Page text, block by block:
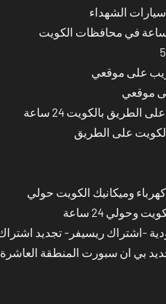
الشهداء
على موقعي
موقعي
بالكويت 24 ساعة
على الطريق
وميكانيك الكويت حولي
وحولي 24 ساعة
بي ان سبورت المنطقة العاشرة